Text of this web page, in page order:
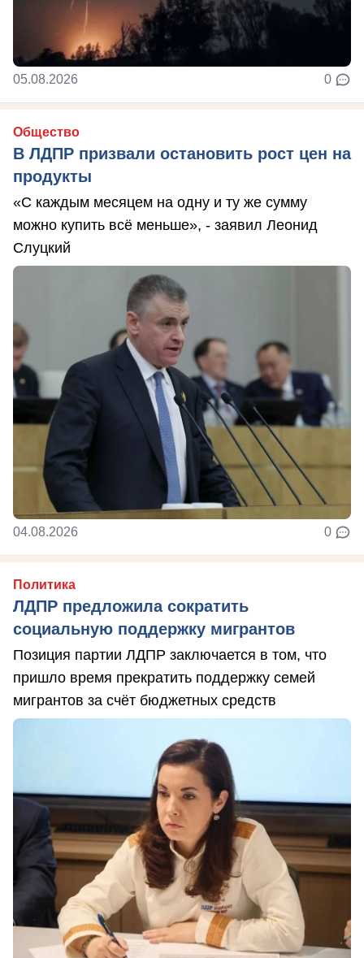
05.08.2026 0
Общество
В ЛДПР призвали остановить рост цен на
продукты
«С каждым месяцем на одну и ту же сумму
можно купить всё меньше», - заявил Леонид
Слуцкий
04.08.2026 0
Политика
ЛДПР предложила сократить
социальную поддержку мигрантов
Позиция партии ЛДПР заключается в том, что
пришло время прекратить поддержку семей
мигрантов за счёт бюджетных средств